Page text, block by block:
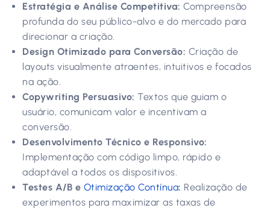
Estratégia e Análise Competitiva: Compreensão
profunda do seu público-alvo e do mercado para
direcionar a criação.
Design Otimizado para Conversão: Criação de
layouts visualmente atraentes, intuitivos e focados
na ação.
Copywriting Persuasivo: Textos que guiam o
usuário, comunicam valor e incentivam a
conversão.
Desenvolvimento Técnico e Responsivo:
Implementação com código limpo, rápido e
adaptável a todos os dispositivos.
Testes A/B e Otimização Contínua: Realização de
experimentos para maximizar as taxas de